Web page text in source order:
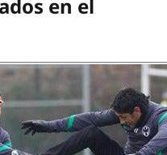
en el